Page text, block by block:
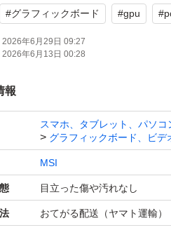
ため、使用に伴う微細なホコリ
すので、丁寧に梱包して発送い
RTX 3060 VENTUS 2X 12G OC
：MSI
世代：GeForce RTX 3000
プ（NVIDIA）：GeForce RTX
ック：1807.0 MHz
#グラフィックボード #gpu #
2026年6月29日 09:27
2026年6月13日 00:28
報
スマホ、タブレット、パソコ
グラフィックボード、ビデ
MSI
目立った傷や汚れなし
おてがる配送（ヤマト運輸）